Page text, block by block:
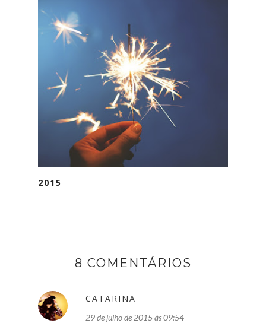
2015
8 COMENTÁRIOS
CATARINA
29 de julho de 2015 às 09:54